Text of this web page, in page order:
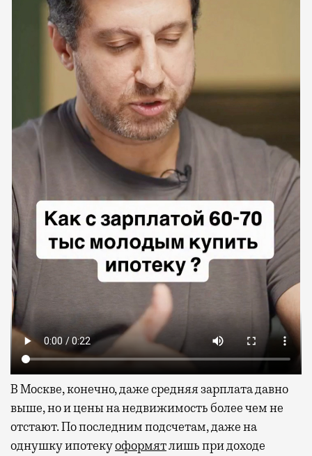
В Москве, конечно, даже средняя зарплата давно
выше, но и цены на недвижимость более чем не
отстают. По последним подсчетам, даже на
однушку ипотекуоформятлишь при доходе